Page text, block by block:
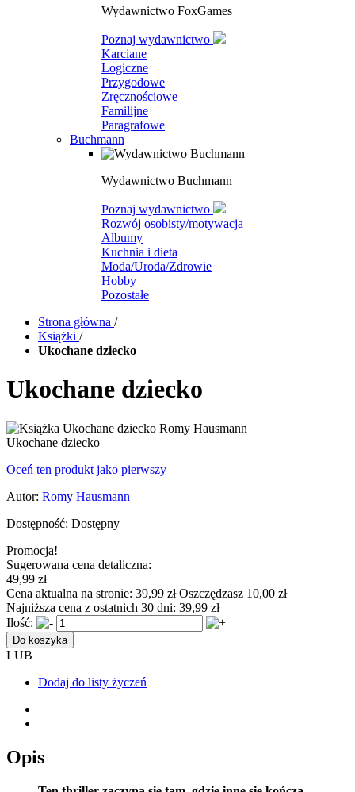
Wydawnictwo FoxGames
Poznaj wydawnictwo
Karciane
Logiczne
Przygodowe
Zręcznościowe
Familijne
Paragrafowe
Buchmann
Wydawnictwo Buchmann
Poznaj wydawnictwo
Rozwój osobisty/motywacja
Albumy
Kuchnia i dieta
Moda/Uroda/Zdrowie
Hobby
Pozostałe
Strona główna /
Książki /
Ukochane dziecko
Ukochane dziecko
Ukochane dziecko
Oceń ten produkt jako pierwszy
Autor: Romy Hausmann
Dostępność: Dostępny
Promocja!
Sugerowana cena detaliczna:
49,99 zł
Cena aktualna na stronie: 39,99 złOszczędzasz 10,00 zł
Najniższa cena z ostatnich 30 dni: 39,99 zł
Ilość:
Do koszyka
LUB
Dodaj do listy życzeń
Opis